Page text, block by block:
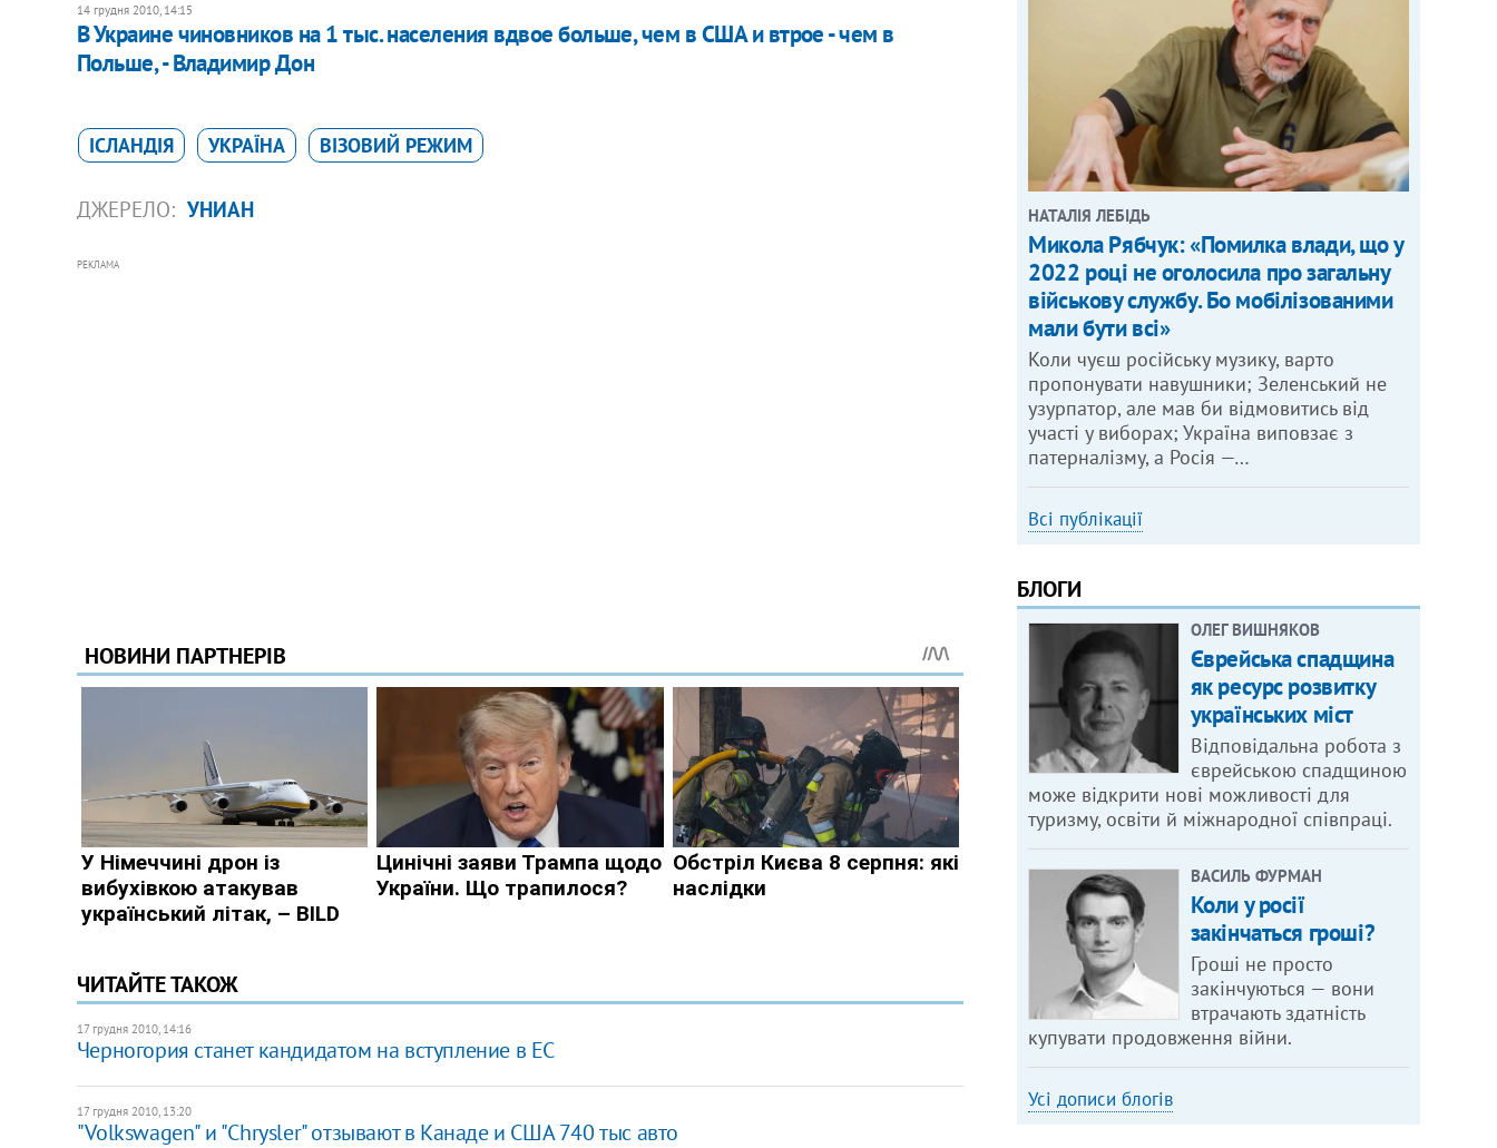
14 грудня 2010, 14:15
В Украине чиновников на 1 тыс. населения вдвое больше, чем в США и втрое - чем в
Польше, - Владимир Дон
ІСЛАНДІЯ УКРАЇНА ВІЗОВИЙ РЕЖИМ
ДЖЕРЕЛО: УНИАН
РЕКЛАМА
ЧИТАЙТЕ ТАКОЖ
17 грудня 2010, 14:16
Черногория станет кандидатом на вступление в ЕС
17 грудня 2010, 13:20
"Volkswagen" и "Chrysler" отзывают в Канаде и США 740 тыс авто
НАТАЛІЯ ЛЕБІДЬ
Микола Рябчук: «Помилка влади, що у
2022 році не оголосила про загальну
військову службу. Бо мобілізованими
мали бути всі»
Коли чуєш російську музику, варто
пропонувати навушники; Зеленський не
узурпатор, але мав би відмовитись від
участі у виборах; Україна виповзає з
патерналізму, а Росія —…
Всі публікації
БЛОГИ
ОЛЕГ ВИШНЯКОВ
Єврейська спадщина
як ресурс розвитку
українських міст
Відповідальна робота з
єврейською спадщиною
може відкрити нові можливості для
туризму, освіти й міжнародної співпраці.
ВАСИЛЬ ФУРМАН
Коли у росії
закінчаться гроші?
Гроші не просто
закінчуються — вони
втрачають здатність
купувати продовження війни.
Усі дописи блогів